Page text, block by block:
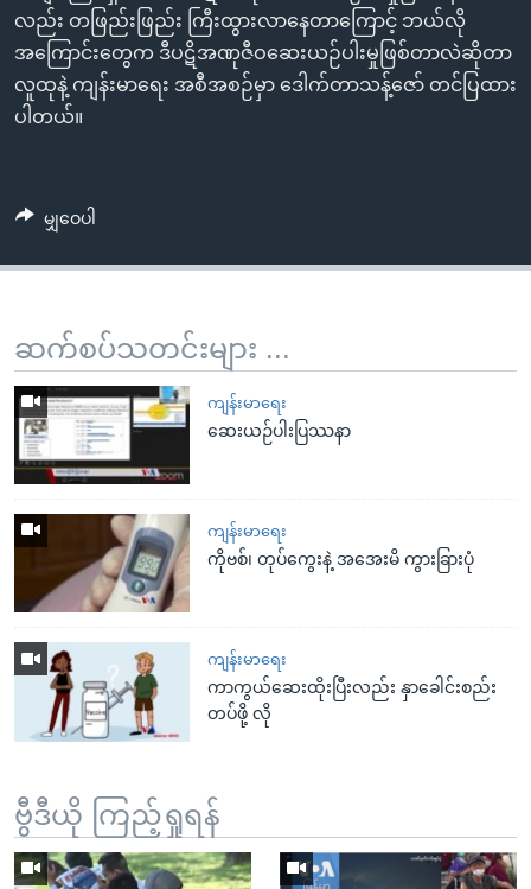
ရန်
နေရာ
သို့
ကျော်
လည်း တဖြည်းဖြည်း ကြီးထွားလာနေတာကြောင့် ဘယ်လို
အကြောင်းတွေက ဒီပဋိအဏုဇီဝဆေးယဉ်ပါးမှုဖြစ်တာလဲဆိုတာ
လူထုနဲ့ ကျန်းမာရေး အစီအစဉ်မှာ ဒေါက်တာသန့်ဇော် တင်ပြထား
ပါတယ်။
မျှဝေပါ
ဆက်စပ်သတင်းများ ...
ကျန်းမာရေး
ဆေးယဉ်ပါးပြဿနာ
ကျန်းမာရေး
ကိုဗစ်၊ တုပ်ကွေးနဲ့ အအေးမိ ကွားခြားပုံ
ကျန်းမာရေး
ကာကွယ်ဆေးထိုးပြီးလည်း နှာခေါင်းစည်း
တပ်ဖို့ လို
ဗွီဒီယို ကြည့်ရှုရန်